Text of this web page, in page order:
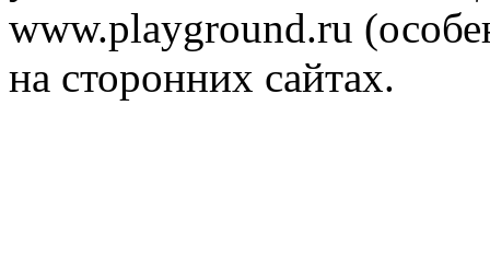
www.playground.ru
на сторонних сайтах.